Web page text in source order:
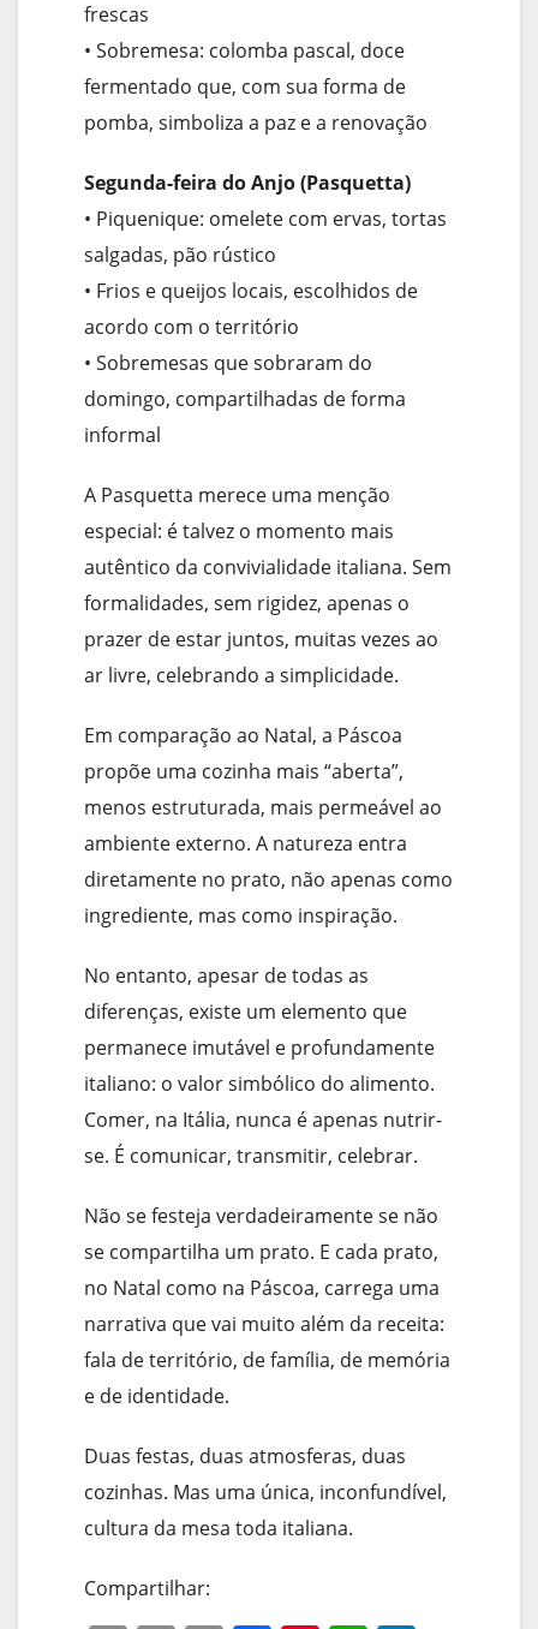
frescas
• Sobremesa: colomba pascal, doce
fermentado que, com sua forma de
pomba, simboliza a paz e a renovação
Segunda-feira do Anjo (Pasquetta)
• Piquenique: omelete com ervas, tortas
salgadas, pão rústico
• Frios e queijos locais, escolhidos de
acordo com o território
• Sobremesas que sobraram do
domingo, compartilhadas de forma
informal
A Pasquetta merece uma menção
especial: é talvez o momento mais
autêntico da convivialidade italiana. Sem
formalidades, sem rigidez, apenas o
prazer de estar juntos, muitas vezes ao
ar livre, celebrando a simplicidade.
Em comparação ao Natal, a Páscoa
propõe uma cozinha mais “aberta”,
menos estruturada, mais permeável ao
ambiente externo. A natureza entra
diretamente no prato, não apenas como
ingrediente, mas como inspiração.
No entanto, apesar de todas as
diferenças, existe um elemento que
permanece imutável e profundamente
italiano: o valor simbólico do alimento.
Comer, na Itália, nunca é apenas nutrir-
se. É comunicar, transmitir, celebrar.
Não se festeja verdadeiramente se não
se compartilha um prato. E cada prato,
no Natal como na Páscoa, carrega uma
narrativa que vai muito além da receita:
fala de território, de família, de memória
e de identidade.
Duas festas, duas atmosferas, duas
cozinhas. Mas uma única, inconfundível,
cultura da mesa toda italiana.
Compartilhar: